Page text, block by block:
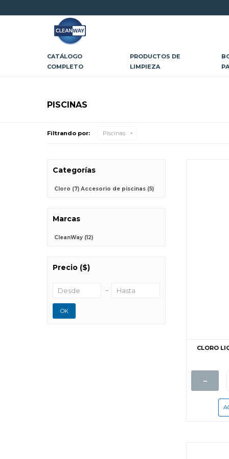
CATÁLOGO
COMPLETO
PRODUCTOS DE
LIMPIEZA
PISCINAS
Filtrando por: Piscinas
CLORO
-
Categorías
Cloro (7) Accesorio de piscinas (5)
Marcas
CleanWay (12)
Precio ($)
OK